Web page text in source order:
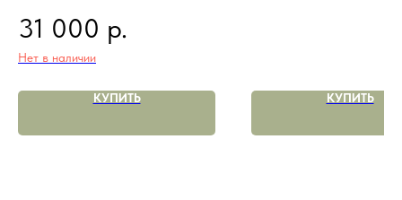
31 000 р.
Нет в наличии
КУПИТЬ КУПИТЬ